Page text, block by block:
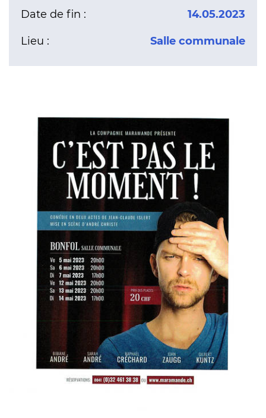
Date de fin : 14.05.2023
Lieu : Salle communale